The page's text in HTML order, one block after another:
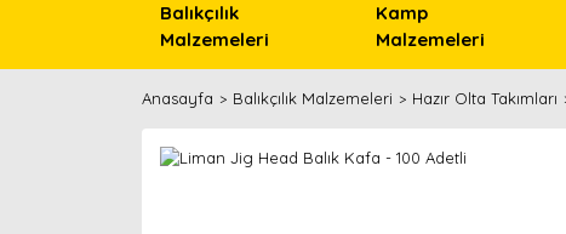
Balıkçılık
Malzemeleri
Kamp
Malzemeleri
Anasayfa Balıkçılık Malzemeleri Hazır Olta Takımları